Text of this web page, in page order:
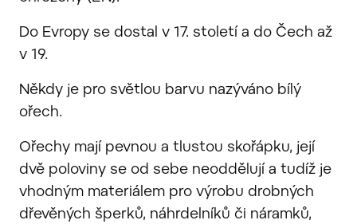
Do Evropy se dostal v 17. století a do Čech až
v 19.
Někdy je pro světlou barvu nazýváno bílý
ořech.
Ořechy mají pevnou a tlustou skořápku, její
dvě poloviny se od sebe neoddělují a tudíž je
vhodným materiálem pro výrobu drobných
dřevěných šperků, náhrdelníků či náramků,